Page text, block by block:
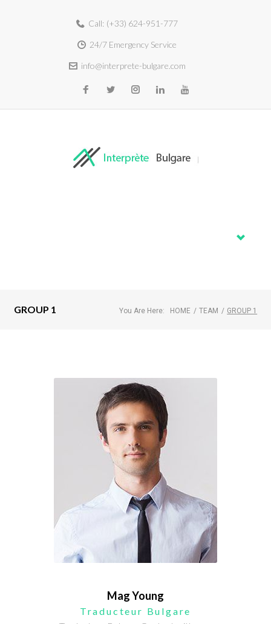
Call: (+33) 624-951-777
24/7 Emergency Service
info@interprete-bulgare.com
GROUP 1 You Are Here: HOME / TEAM / GROUP 1
Mag Young
Traducteur Bulgare